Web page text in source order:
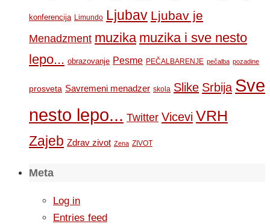
konferencija Limundo Ljubav Ljubav je
Menadzment muzika muzika i sve nesto
lepo... obrazovanje Pesme PEČALBARENJE pečalba pozadine
prosveta Savremeni menadzer skola Slike Srbija Sve
nesto lepo... Twitter Vicevi VRH
Zajeb Zdrav zivot Zena ZIVOT
Meta
Log in
Entries feed